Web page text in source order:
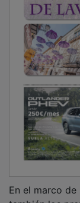
también los